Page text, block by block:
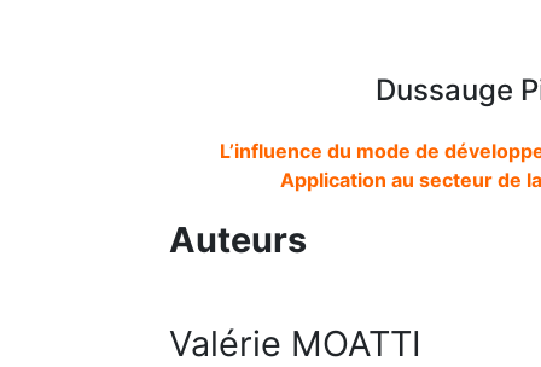
Dussauge
L’influence du mode de
Application au secteur de
Auteurs
Valérie MOATTI